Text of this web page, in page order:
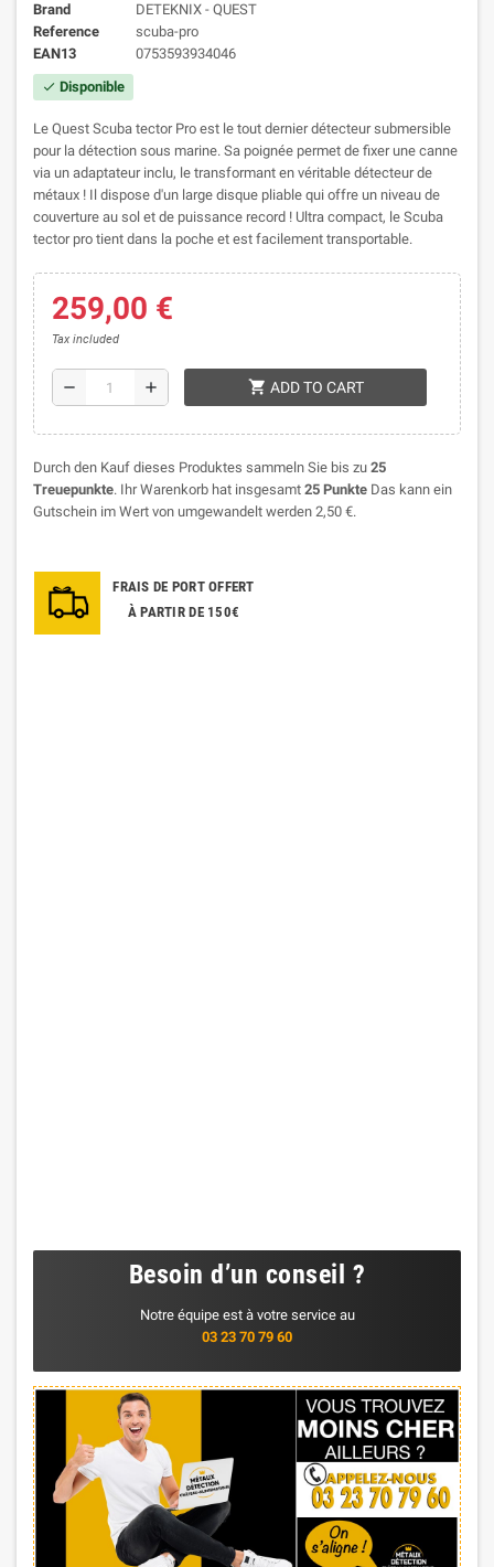
Brand
DETEKNIX - QUEST
Reference
scuba-pro
EAN13
0753593934046
check Disponible
Le Quest Scuba tector Pro est le tout dernier détecteur submersible
pour la détection sous marine. Sa poignée permet de fixer une canne
via un adaptateur inclu, le transformant en véritable détecteur de
métaux ! Il dispose d'un large disque pliable qui offre un niveau de
couverture au sol et de puissance record ! Ultra compact, le Scuba
tector pro tient dans la poche et est facilement transportable.
259,00 €
Tax included
remove add shopping_cart ADD TO CART
Durch den Kauf dieses Produktes sammeln Sie bis zu 25
Treuepunkte. Ihr Warenkorb hat insgesamt 25 Punkte Das kann ein
Gutschein im Wert von umgewandelt werden 2,50 €.
FRAIS DE PORT OFFERT
À PARTIR DE 150€
Besoin d’un conseil ?
Notre équipe est à votre service au
03 23 70 79 60